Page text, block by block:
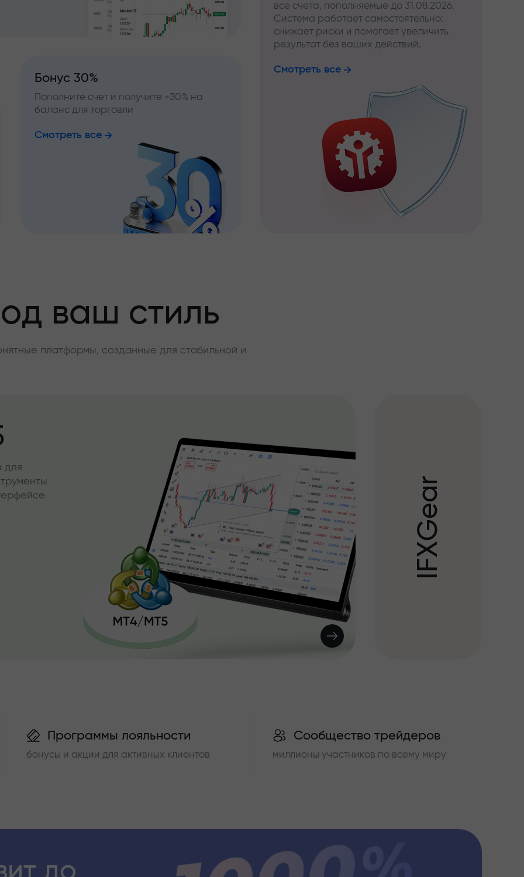
Бонус 30%
Пополните счет и получите +30% на
баланс для торговли
Смотреть все
все счета, пополняемые до 31.08.2026.
Система работает самостоятельно:
снижает риски и помогает увеличить
результат без ваших действий.
Смотреть все
ваш стиль
платформы, созданные для стабильной и
для
I
F
X
G
e
a
r
Программы лояльности
бонусы и акции для активных клиентов
Сообщество трейдеров
миллионы участников по всему миру
до